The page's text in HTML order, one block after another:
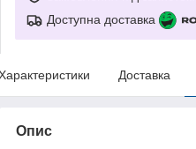
Доступна доставка
Доставка
Опис